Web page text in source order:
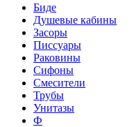
Биде
Душевые кабины
Засоры
Писсуары
Раковины
Сифоны
Смесители
Трубы
Унитазы
Ф